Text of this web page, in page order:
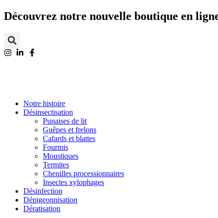
Aller
au
Découvrez notre nouvelle boutique en
Notre histoire
Désinsectisation
Punaises de lit
Guêpes et frelons
Cafards et blattes
Fourmis
Moustiques
Termites
Chenilles processionnaires
Insectes xylophages
Désinfection
Dépigeonnisation
Dératisation